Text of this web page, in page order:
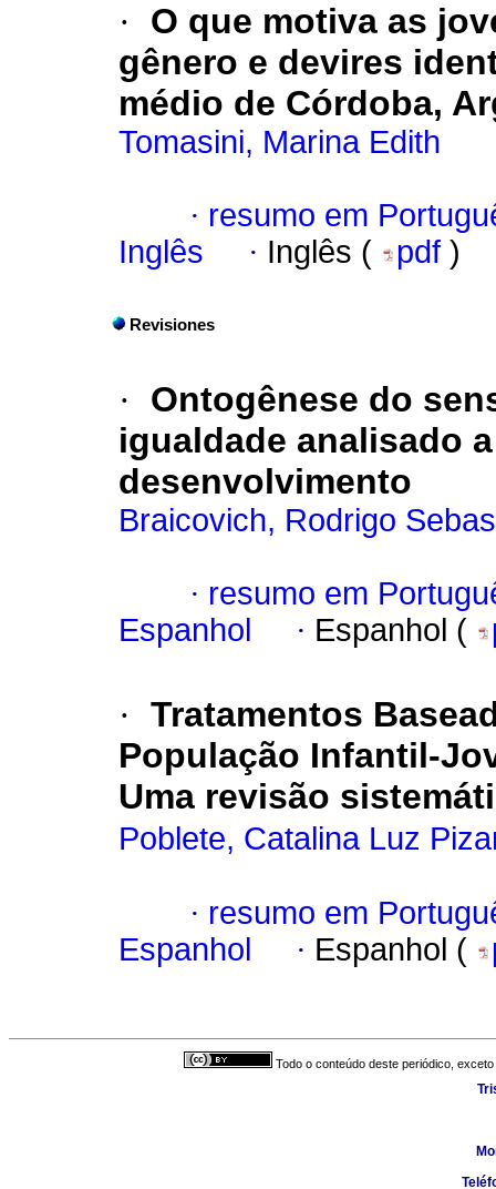
·
O que motiva as
gênero e devires
médio de Córdoba,
Tomasini, Marina Edith
· resumo em
Inglês
· Inglês ( pdf )
Revisiones
·
Ontogênese do
igualdade analisado
desenvolvimento
Braicovich, Rodrigo
· resumo em
Espanhol
· Espanhol (
· Tratamentos
População Infantil-
Uma revisão
Poblete, Catalina Luz
· resumo em
Espanhol
· Espanhol (
Todo o conteúdo deste periódico,